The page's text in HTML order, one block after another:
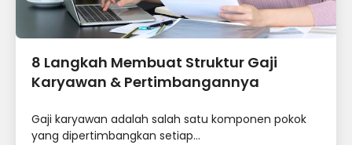
8 Langkah Membuat Struktur Gaji
Karyawan & Pertimbangannya
Gaji karyawan adalah salah satu komponen pokok
yang dipertimbangkan setiap...